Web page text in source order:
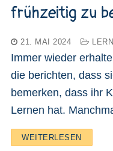
frühzeitig zu
21. MAI 2024
Immer wieder
die berichten, dass
bemerken, dass ihr
Lernen hat.
WEITERLESEN